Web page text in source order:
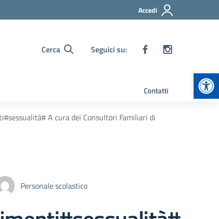
Accedi
Cerca Seguici su:
Contatti
A cura dei Consultori Familiari di
Personale scolastico